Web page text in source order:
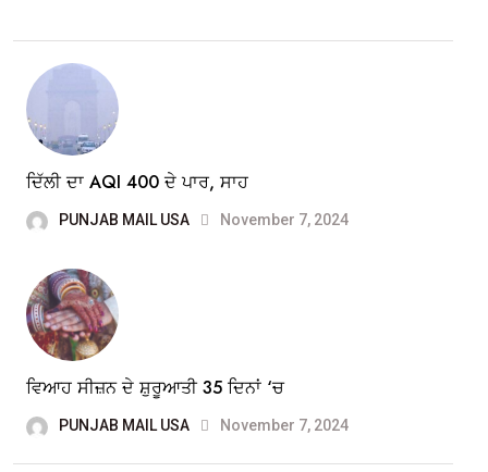
ਦਿੱਲੀ ਦਾ AQI 400 ਦੇ ਪਾਰ, ਸਾਹ
PUNJAB MAIL USA November 7, 2024
ਵਿਆਹ ਸੀਜ਼ਨ ਦੇ ਸ਼ੁਰੂਆਤੀ 35 ਦਿਨਾਂ ‘ਚ
PUNJAB MAIL USA November 7, 2024